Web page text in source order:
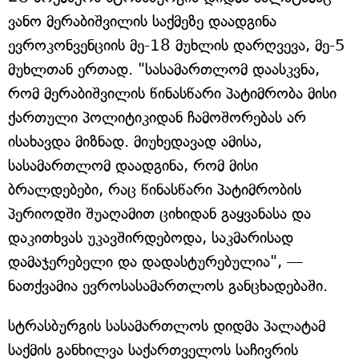
ვანო მერაბიშვილის საქმეზე დაადგინა
ევროკონვენციის მე-18 მუხლის დარღვევა, მე-5
მუხლთან ერთად. "სასამართლომ დაასკვნა,
რომ მერაბიშვილის წინასწარი პატიმრობა მისი
ქართული პოლიტიკიდან ჩამოშორებას არ
ისახავდა მიზნად. მიუხედავად ამისა,
სასამართლომ დაადგინა, რომ მისი
ბრალდებები, რაც წინასწარი პატიმრობის
პერიოდში შუაღამით ციხიდან გაყვანასა და
დაკითხვას უკავშირდებოდა, საკმარისად
დამაჯერებელი და დადასტურებულია", —
ნათქვამია ევროსასამართლოს განცხადებაში.
სტრასბურგის სასამართლოს დიდმა პალატამ
საქმის განხილვა საქართველოს საჩივრის